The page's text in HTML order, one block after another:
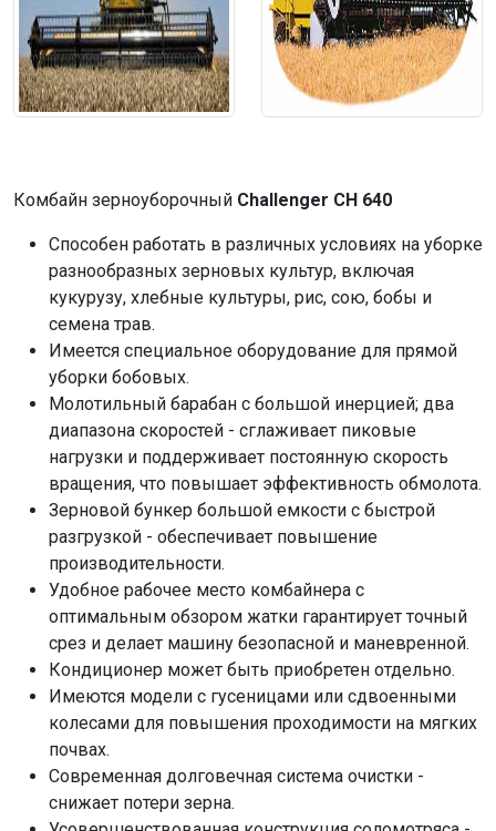
Комбайн зерноуборочный Challenger CH 640
Способен работать в различных условиях на уборке
разнообразных зерновых культур, включая
кукурузу, хлебные культуры, рис, сою, бобы и
семена трав.
Имеется специальное оборудование для прямой
уборки бобовых.
Молотильный барабан с большой инерцией; два
диапазона скоростей - сглаживает пиковые
нагрузки и поддерживает постоянную скорость
вращения, что повышает эффективность обмолота.
Зерновой бункер большой емкости с быстрой
разгрузкой - обеспечивает повышение
производительности.
Удобное рабочее место комбайнера с
оптимальным обзором жатки гарантирует точный
срез и делает машину безопасной и маневренной.
Кондиционер может быть приобретен отдельно.
Имеются модели с гусеницами или сдвоенными
колесами для повышения проходимости на мягких
почвах.
Современная долговечная система очистки -
снижает потери зерна.